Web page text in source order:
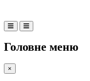
Головне меню
×